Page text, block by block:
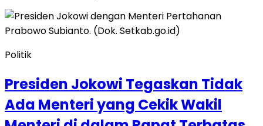
Politik
Presiden Jokowi Tegaskan Tidak
Ada Menteri yang Cekik Wakil